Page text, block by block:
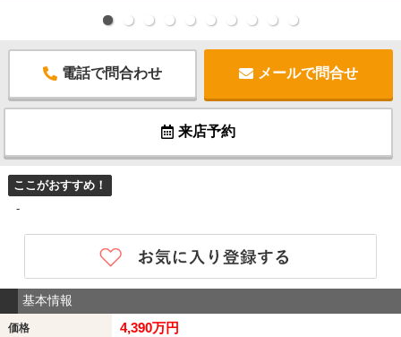
電話で問合わせ メールで問合せ
来店予約
ここがおすすめ！
-
基本情報
価格 4,390万円